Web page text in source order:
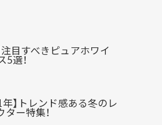
注目すべきピュアホワイ
5選！
】トレンド感ある冬のレ
ー特集！